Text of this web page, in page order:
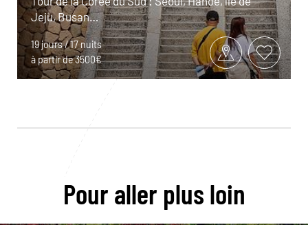
Jeju, Busan…
19 jours / 17 nuits
à partir de 3500€
Pour aller plus loin